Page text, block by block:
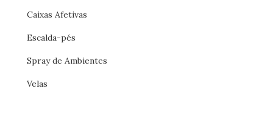
Caixas Afetivas
Escalda-pés
Spray de Ambientes
Velas